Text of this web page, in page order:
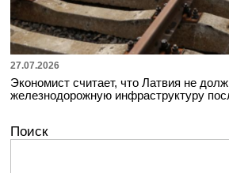
27.07.2026
Экономист считает, что Латвия не
железнодорожную инфраструктуру
Поиск